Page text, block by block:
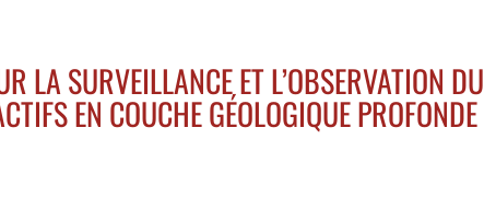
LA SURVEILLANCE ET L’OBSERVATION DU
EN COUCHE GÉOLOGIQUE PROFONDE